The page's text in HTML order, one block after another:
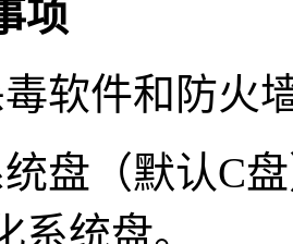
项
软件和防火
盘（默认C
系统盘。